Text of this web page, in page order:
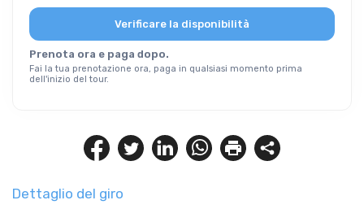
Dettaglio del giro
Verificare la disponibilità
Prenota ora e paga dopo.
Fai la tua prenotazione ora, paga in qualsiasi momento prima
dell'inizio del tour.